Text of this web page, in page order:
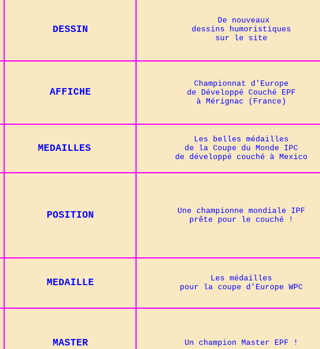
DESSIN
De nouveaux
dessins humoristiques
sur le site
AFFICHE
Championnat d'Europe
de Développé Couché EPF
à Mérignac (France)
MEDAILLES
Les belles médailles
de la Coupe du Monde IPC
de développé couché à Mexico
POSITION
Une championne mondiale IPF
prête pour le couché !
MEDAILLE
Les médailles
pour la coupe d'Europe WPC
MASTER Un champion Master EPF !